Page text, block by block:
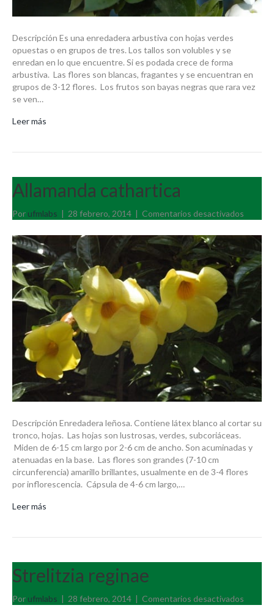
Descripción Es una enredadera arbustiva con hojas verdes
opuestas o en grupos de tres. Los tallos son volubles y se
enredan en lo que encuentre. Si es podada crece de forma
arbustiva. Las flores son blancas, fragantes y se encuentran en
grupos de 3-12 flores. Los frutos son bayas negras que rara vez
se ven…
Leer más
Allamanda cathartica
Por ufmlabs | 28 febrero, 2014 | Comentarios desactivados
Descripción Enredadera leñosa. Contiene látex blanco al cortar su
tronco, hojas. Las hojas son lustrosas, verdes, subcoriáceas.
Miden de 6-15 cm largo por 2-6 cm de ancho. Son acuminadas y
atenuadas en la base. Las flores son grandes (7-10 cm
circunferencia) amarillo brillantes, usualmente en de 3-4 flores
por inflorescencia. Cápsula de 4-6 cm largo,…
Leer más
Strelitzia reginae
Por ufmlabs | 28 febrero, 2014 | Comentarios desactivados